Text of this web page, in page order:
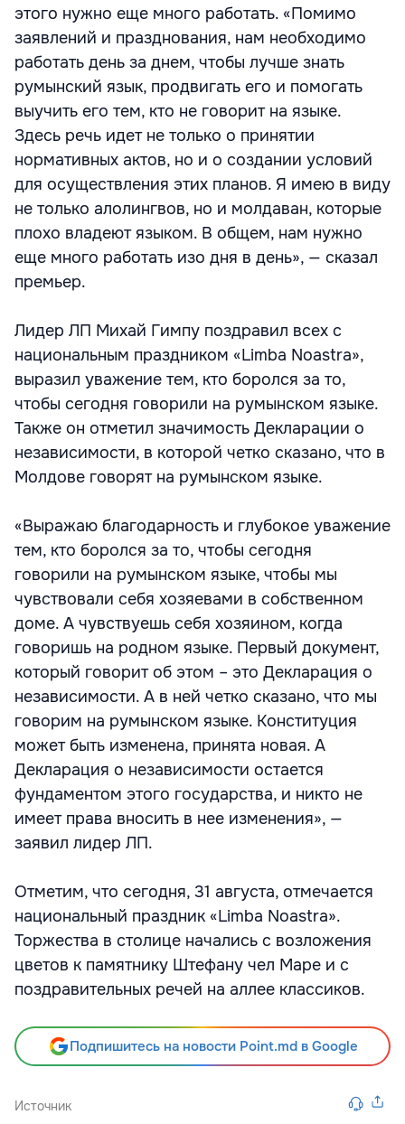
этого нужно еще много работать. «Помимо
заявлений и празднования, нам необходимо
работать день за днем, чтобы лучше знать
румынский язык, продвигать его и помогать
выучить его тем, кто не говорит на языке.
Здесь речь идет не только о принятии
нормативных актов, но и о создании условий
для осуществления этих планов. Я имею в виду
не только алолингвов, но и молдаван, которые
плохо владеют языком. В общем, нам нужно
еще много работать изо дня в день», — сказал
премьер.
Лидер ЛП Михай Гимпу поздравил всех с
национальным праздником «Limba Noastra»,
выразил уважение тем, кто боролся за то,
чтобы сегодня говорили на румынском языке.
Также он отметил значимость Декларации о
независимости, в которой четко сказано, что в
Молдове говорят на румынском языке.
«Выражаю благодарность и глубокое уважение
тем, кто боролся за то, чтобы сегодня
говорили на румынском языке, чтобы мы
чувствовали себя хозяевами в собственном
доме. А чувствуешь себя хозяином, когда
говоришь на родном языке. Первый документ,
который говорит об этом – это Декларация о
независимости. А в ней четко сказано, что мы
говорим на румынском языке. Конституция
может быть изменена, принята новая. А
Декларация о независимости остается
фундаментом этого государства, и никто не
имеет права вносить в нее изменения», —
заявил лидер ЛП.
Отметим, что сегодня, 31 августа, отмечается
национальный праздник «Limba Noastra».
Торжества в столице начались с возложения
цветов к памятнику Штефану чел Маре и с
поздравительных речей на аллее классиков.
Подпишитесь на новости Point.md в Google
Источник